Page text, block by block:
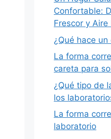
Confortable:
Frescor y Aire
¿Qué hace un
La forma
careta para
¿Qué tipo de
los
La forma
laboratorio